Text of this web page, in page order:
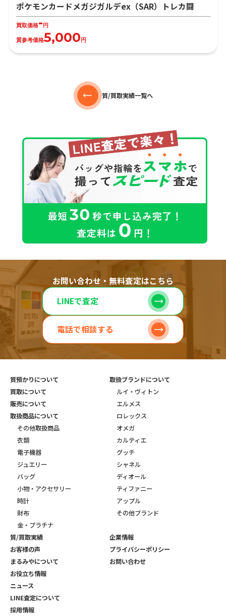
ポケモンカードメガジガルデex（SAR）トレカ闘
買取価格- 円
質参考価格5,000 円
質/買取実績一覧へ
お問い合わせ・無料査定はこちら
LINEで査定
電話で相談する
質預かりについて
買取について
販売について
取扱商品について
その他取扱商品
衣類
電子機器
ジュエリー
バッグ
小物・アクセサリー
時計
財布
金・プラチナ
取扱ブランドについて
ルイ・ヴィトン
エルメス
ロレックス
オメガ
カルティエ
グッチ
シャネル
ディオール
ティファニー
アップル
その他ブランド
質/買取実績
お客様の声
まるみやについて
お役立ち情報
ニュース
LINE査定について
採用情報
企業情報
プライバシーポリシー
お問い合わせ